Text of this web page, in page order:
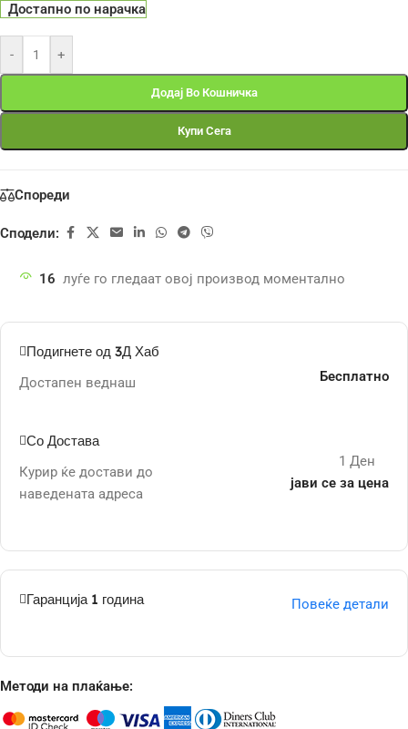
Достапно по нарачка
- +
Додај Во Кошничка
Купи Сега
Спореди
Сподели:
16 луѓе го гледаат овој производ моментално
Подигнете од 3Д Хаб
Достапен веднаш Бесплатно
Со Достава
Курир ќе достави до
наведената адреса
1 Ден
јави се за цена
Гаранција 1 година Повеќе детали
Методи на плаќање: